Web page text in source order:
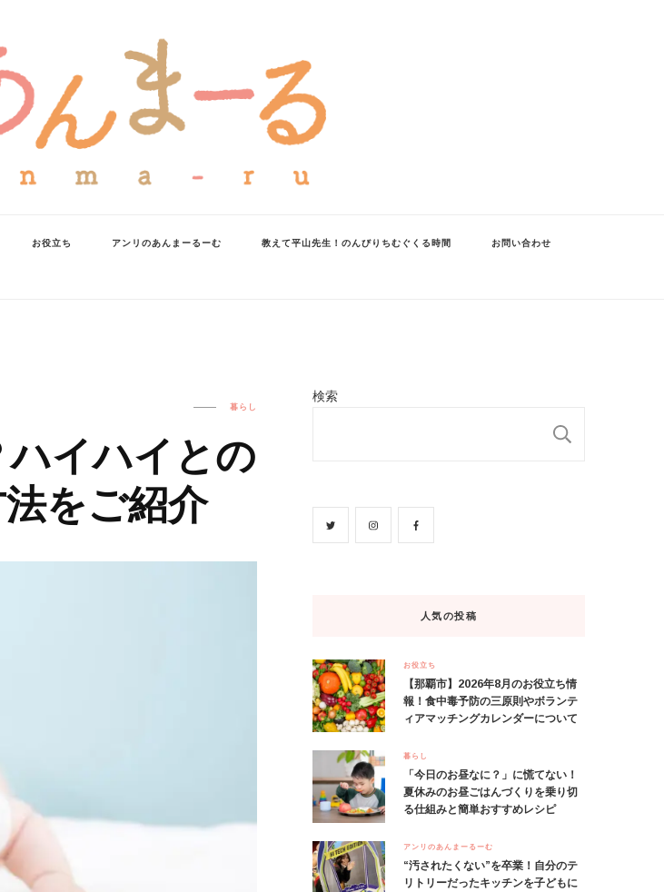
お役立ち アンリのあんまーるーむ 教えて平山先生！のんびりちむぐくる時間 お問い合わせ
暮らし
イハイとの
をご紹介
検索
人気の投稿
お役立ち
【那覇市】2026年8月のお役立ち情
報！食中毒予防の三原則やボランテ
ィアマッチングカレンダーについて
暮らし
「今日のお昼なに？」に慌てない！
夏休みのお昼ごはんづくりを乗り切
る仕組みと簡単おすすめレシピ
アンリのあんまーるーむ
“汚されたくない”を卒業！自分のテ
リトリーだったキッチンを子どもに